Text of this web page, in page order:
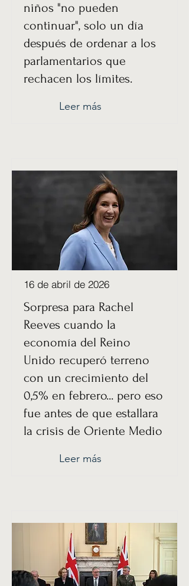
niños "no pueden
continuar", solo un día
después de ordenar a los
parlamentarios que
rechacen los límites.
Leer más
16 de abril de 2026
Sorpresa para Rachel
Reeves cuando la
economía del Reino
Unido recuperó terreno
con un crecimiento del
0,5% en febrero... pero eso
fue antes de que estallara
la crisis de Oriente Medio
Leer más